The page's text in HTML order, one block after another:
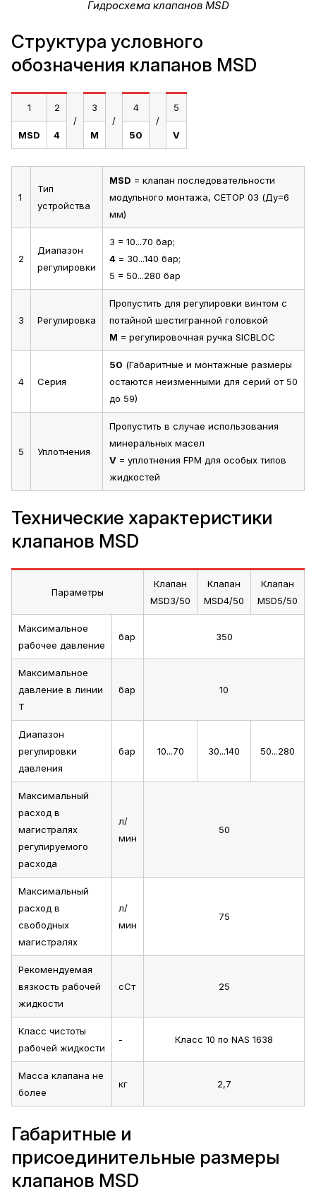
Гидросхема клапанов MSD
Структура условного
обозначения клапанов MSD
1
2
/
3
/
4
/
5
MSD 4 M 50 V
1
Тип
устройства
MSD = клапан последовательности
модульного монтажа, CETOP 03 (Ду=6
мм)
2
Диапазон
регулировки
3 = 10...70 бар;
4 = 30...140 бар;
5 = 50...280 бар
3 Регулировка
Пропустить для регулировки винтом с
потайной шестигранной головкой
M = регулировочная ручка SICBLOC
4 Серия
50 (Габаритные и монтажные размеры
остаются неизменными для серий от 50
до 59)
5 Уплотнения
Пропустить в случае использования
минеральных масел
V = уплотнения FPM для особых типов
жидкостей
Технические характеристики
клапанов MSD
Параметры
Клапан
MSD3/50
Клапан
MSD4/50
Клапан
MSD5/50
Максимальное
рабочее давление
бар 350
Максимальное
давление в линии
T
бар 10
Диапазон
регулировки
давления
бар 10...70 30...140 50...280
Максимальный
расход в
магистралях
регулируемого
расхода
л/
мин
50
Максимальный
расход в
свободных
магистралях
л/
мин
75
Рекомендуемая
вязкость рабочей
жидкости
сСт 25
Класс чистоты
рабочей жидкости
- Класс 10 по NAS 1638
Масса клапана не
более
кг 2,7
Габаритные и
присоединительные размеры
клапанов MSD